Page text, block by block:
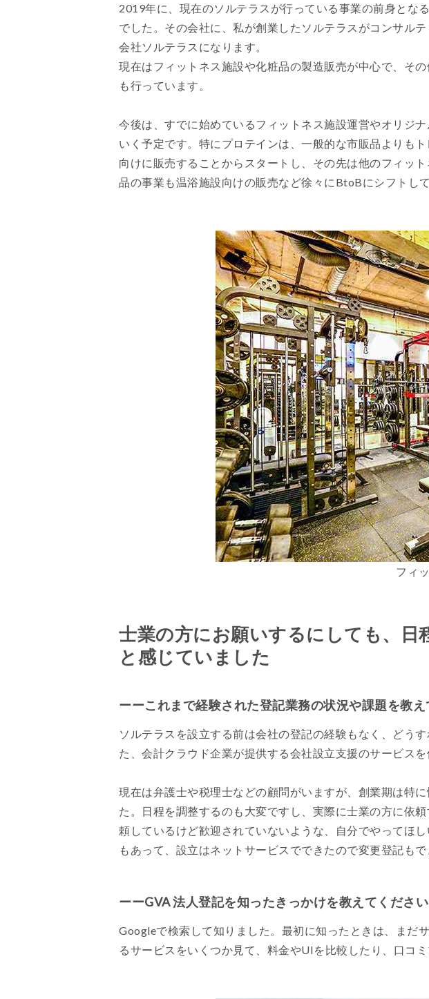
2019年に、現在のソルテラスが行っている事業の前身とな
でした。その会社に、私が創業したソルテラスがコンサル
会社ソルテラスになります。
現在はフィットネス施設や化粧品の製造販売が中心で、そ
も行っています。
今後は、すでに始めているフィットネス施設運営やオリジ
いく予定です。特にプロテインは、一般的な市販品よりも
向けに販売することからスタートし、その先は他のフィッ
品の事業も温浴施設向けの販売など徐々にBtoBにシフトして
フィ
士業の方にお願いするにしても、日
と感じていました
ーーこれまで経験された登記業務の状況や課題を教
ソルテラスを設立する前は会社の登記の経験もなく、どう
た、会計クラウド企業が提供する会社設立支援のサービスを
現在は弁護士や税理士などの顧問がいますが、創業期は特
た。日程を調整するのも大変ですし、実際に士業の方に依
頼しているけど歓迎されていないような、自分でやってほ
もあって、設立はネットサービスでできたので変更登記も
ーーGVA 法人登記を知ったきっかけを教えてください
Googleで検索して知りました。最初に知ったときは、まだ
るサービスをいくつか見て、料金やUIを比較したり、口コ